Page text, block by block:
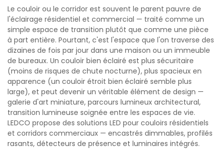
Le couloir ou le corridor est souvent le parent pauvre de
l'éclairage résidentiel et commercial — traité comme un
simple espace de transition plutôt que comme une pièce
à part entière. Pourtant, c'est l'espace que l'on traverse des
dizaines de fois par jour dans une maison ou un immeuble
de bureaux. Un couloir bien éclairé est plus sécuritaire
(moins de risques de chute nocturne), plus spacieux en
apparence (un couloir étroit bien éclairé semble plus
large), et peut devenir un véritable élément de design —
galerie d'art miniature, parcours lumineux architectural,
transition lumineuse soignée entre les espaces de vie.
LEDCO propose des solutions LED pour couloirs résidentiels
et corridors commerciaux — encastrés dimmables, profilés
rasants, détecteurs de présence et luminaires intégrés.